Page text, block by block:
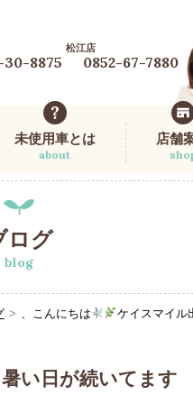
30-8875
松江店
0852-67-7880
未使用車とは
about
店舗
ログ
blog
、こんにちは ケイスマイル
い日が続いてます